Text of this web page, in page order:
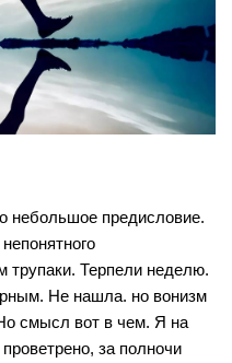
небольшое предисловие.
Терпели неделю.
Не нашла. но вонизм
смысл вот в чем. Я на
за полночи